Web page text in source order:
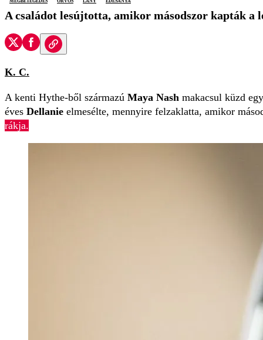
A családot lesújtotta, amikor másodszor kapták
K. C.
A kenti Hythe-ből származú Maya Nash makacsul küzd
éves Dellanie elmesélte, mennyire felzaklatta, amikor
rákja.